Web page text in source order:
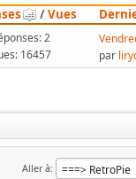
/Vues
2
16457
par
Aller à